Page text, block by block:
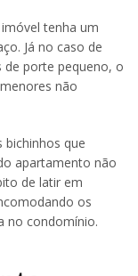
tenha um
Já no caso de
porte pequeno, o
não
bichinhos que
apartamento não
de latir em
os
no condomínio.